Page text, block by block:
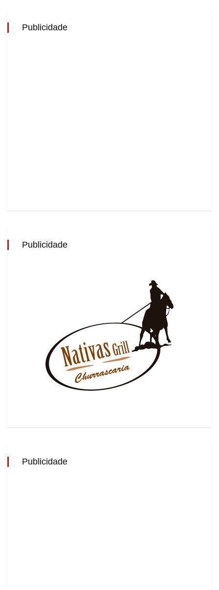
Publicidade
Publicidade
Publicidade